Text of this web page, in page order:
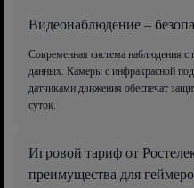
Видеонаблюдение –
Современная система наблюдения
данных. Камеры с инфракрасной
датчиками движения обеспечат
суток.
Игровой тариф от
преимущества для